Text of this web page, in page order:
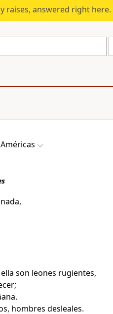
raises, answered right here.
,
son leones rugientes,
;
hombres desleales.